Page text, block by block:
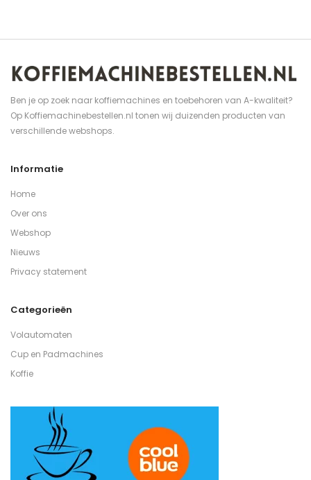
Ben je op zoek naar koffiemachines en toebehoren van A-kwaliteit?
Op Koffiemachinebestellen.nl tonen wij duizenden producten van
verschillende webshops.
Informatie
Home
Over ons
Webshop
Nieuws
Privacy statement
Categorieën
Volautomaten
Cup en Padmachines
Koffie